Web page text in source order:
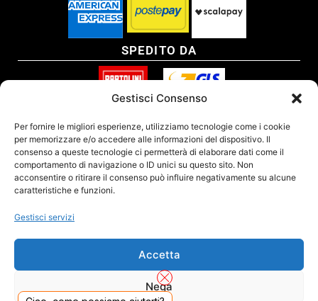
Gestisci Consenso
Per fornire le migliori esperienze, utilizziamo tecnologie come i cookie
per memorizzare e/o accedere alle informazioni del dispositivo. Il
consenso a queste tecnologie ci permetterà di elaborare dati come il
comportamento di navigazione o ID unici su questo sito. Non
acconsentire o ritirare il consenso può influire negativamente su alcune
caratteristiche e funzioni.
Gestisci servizi
Accetta
Nega
SPEDITO DA